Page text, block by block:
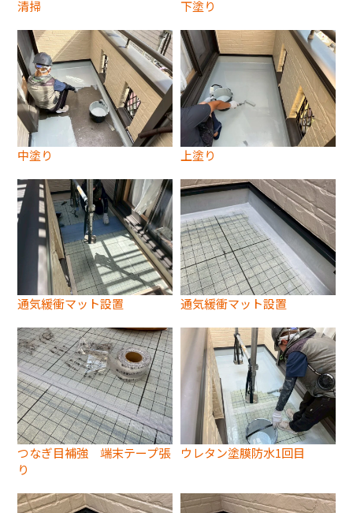
清掃 下塗り
中塗り 上塗り
通気緩衝マット設置 通気緩衝マット設置
つなぎ目補強 端末テープ張
り
ウレタン塗膜防水1回目